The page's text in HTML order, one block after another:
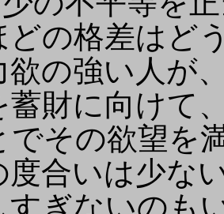
どの格差はど
欲の強い人が
蓄財に向けて
でその欲望を
度合いは少な
すぎないのも